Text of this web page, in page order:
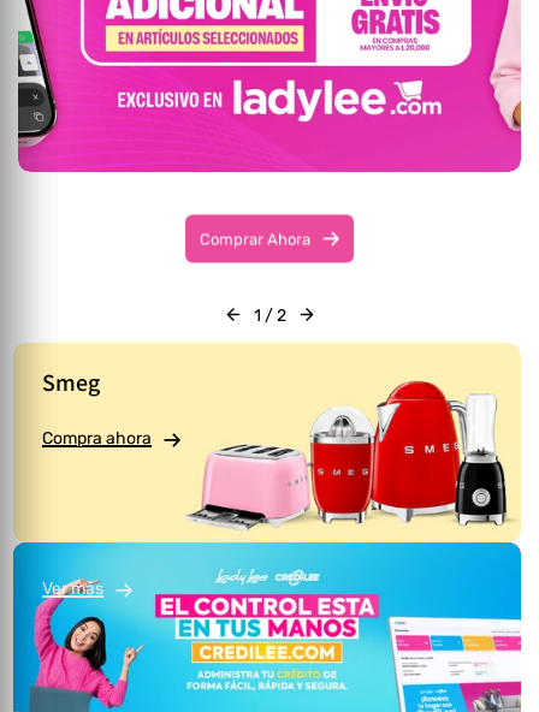
Comprar Ahora
1 /2
Smeg
Compra ahora
Ver más